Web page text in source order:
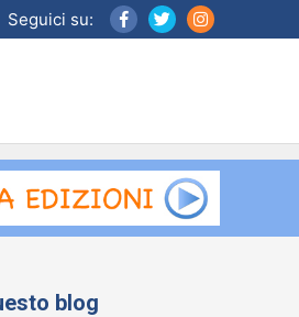
Seguici su:
blog